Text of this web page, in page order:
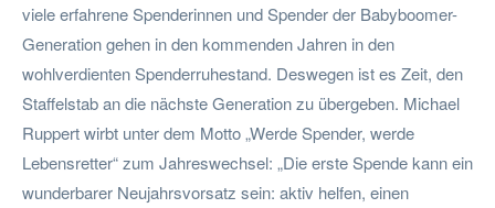
viele erfahrene Spenderinnen und Spender der Babyboomer-
Generation gehen in den kommenden Jahren in den
wohlverdienten Spenderruhestand. Deswegen ist es Zeit, den
Staffelstab an die nächste Generation zu übergeben. Michael
Ruppert wirbt unter dem Motto „Werde Spender, werde
Lebensretter“ zum Jahreswechsel: „Die erste Spende kann ein
wunderbarer Neujahrsvorsatz sein: aktiv helfen, einen